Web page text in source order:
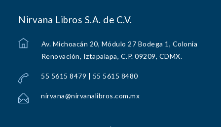
Nirvana Libros S.A. de C.V.
Av. Michoacán 20, Módulo 27 Bodega 1, Colonia
Renovación, Iztapalapa, C.P. 09209, CDMX.
55 5615 8479 | 55 5615 8480
nirvana@nirvanalibros.com.mx